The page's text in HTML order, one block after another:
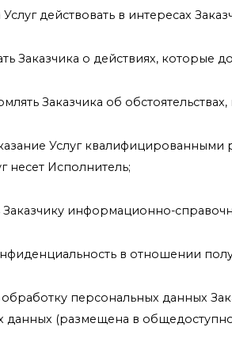
действовать в интересах
Заказчика о действиях, которые
Заказчика об
Услуг
несет Исполнитель;
Заказчику информационно-
в отношении
обработку персональных данных
данных (размещена в